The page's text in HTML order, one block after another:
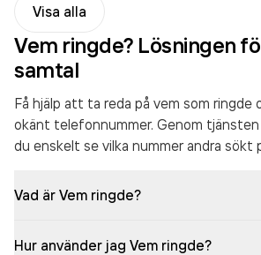
Visa alla
Vem ringde? Lösningen
samtal
Få hjälp att ta reda på vem som
okänt telefonnummer. Genom tjänsten
du enskelt se vilka nummer andra sökt
Vad är Vem ringde?
Hur använder jag Vem ringde?